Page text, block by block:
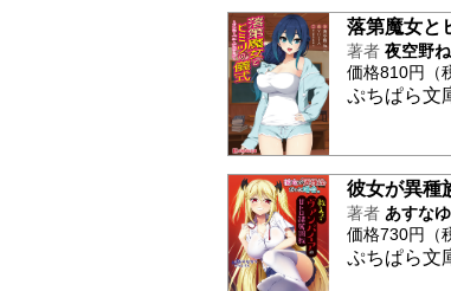
落第魔女と
著者 夜空野
価格810円（
ぷちぱら
彼女が異種
著者 あすな
価格730円（
ぷちぱら